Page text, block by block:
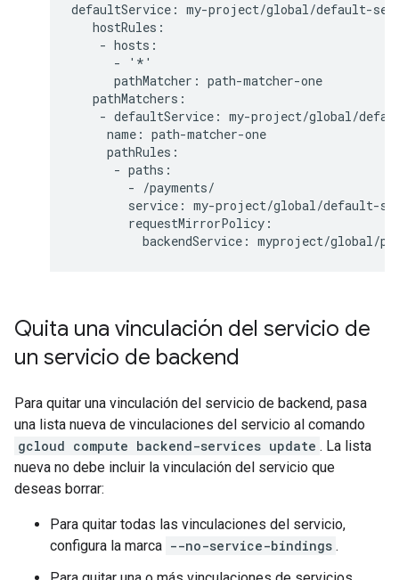
defaultService: my-project/global/default-
   hostRules:
    - hosts:
      - '*'
      pathMatcher: path-matcher-one
   pathMatchers:
- defaultService: my-project/global/
     name: path-matcher-one
     pathRules:
      - paths:
        - /payments/
service: my-project/global/default-
        requestMirrorPolicy:
Quita una vinculación del servicio de
un servicio de backend
Para quitar una vinculación del servicio de backend, pasa
una lista nueva de vinculaciones del servicio al comando
gcloud compute backend-services update . La lista
nueva no debe incluir la vinculación del servicio que
deseas borrar:
Para quitar todas las vinculaciones del servicio,
configura la marca --no-service-bindings .